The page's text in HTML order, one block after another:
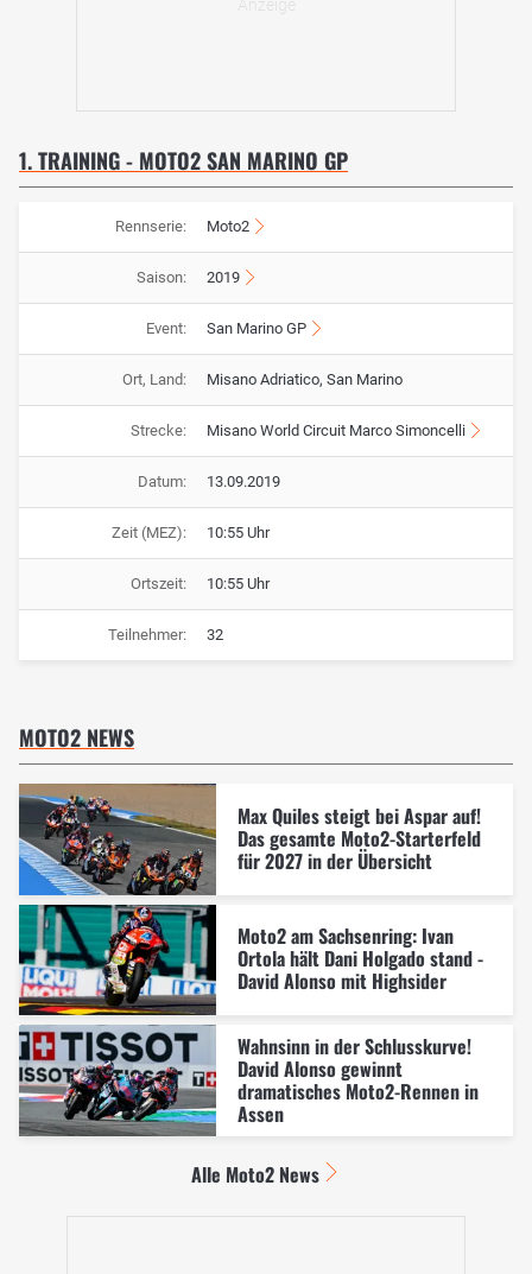
1. TRAINING - MOTO2 SAN MARINO GP
Rennserie: Moto2
Saison: 2019
Event: San Marino GP
Ort, Land: Misano Adriatico, San Marino
Strecke: Misano World Circuit Marco Simoncelli
Datum: 13.09.2019
Zeit (MEZ): 10:55 Uhr
Ortszeit: 10:55 Uhr
Teilnehmer: 32
MOTO2 NEWS
Max Quiles steigt bei Aspar auf!
Das gesamte Moto2-Starterfeld
für 2027 in der Übersicht
Moto2 am Sachsenring: Ivan
Ortola hält Dani Holgado stand -
David Alonso mit Highsider
Wahnsinn in der Schlusskurve!
David Alonso gewinnt
dramatisches Moto2-Rennen in
Assen
Alle Moto2 News